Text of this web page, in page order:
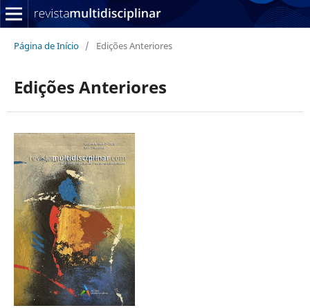
Página de Início / Edições Anteriores
Edições Anteriores